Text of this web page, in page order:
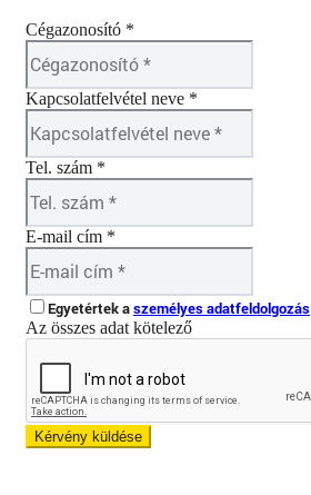
Cégazonosító *
Kapcsolatfelvétel neve *
Tel. szám *
E-mail cím *
Egyetértek aszemélyes adatfeldolgozás
Az összes adat kötelező
Kérvény küldése